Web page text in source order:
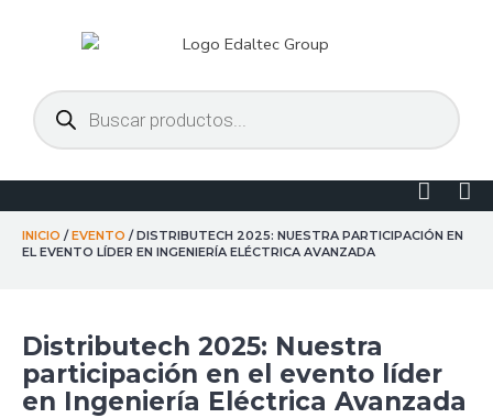
Búsqueda
de
productos
in
INICIO /EVENTO / DISTRIBUTECH 2025: NUESTRA PARTICIPACIÓN EN
EL EVENTO LÍDER EN INGENIERÍA ELÉCTRICA AVANZADA
Distributech 2025: Nuestra
participación en el evento líder
en Ingeniería Eléctrica Avanzada